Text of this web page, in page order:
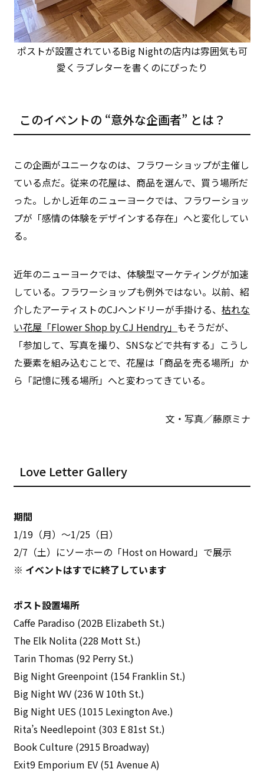
ポストが設置されているBig Nightの店内は雰囲気も可
愛くラブレターを書くのにぴったり
このイベントの “意外な企画者” とは？
この企画がユニークなのは、フラワーショップが主催し
ている点だ。従来の花屋は、商品を選んで、買う場所だ
った。しかし近年のニューヨークでは、フラワーショッ
プが「感情の体験をデザインする存在」へと変化してい
る。
近年のニューヨークでは、体験型マーケティングが加速
している。フラワーショップも例外ではない。以前、紹
介したアーティストのCJヘンドリーが手掛ける、枯れな
い花屋「Flower Shop by CJ Hendry」 もそうだが、
「参加して、写真を撮り、SNSなどで共有する」こうし
た要素を組み込むことで、花屋は「商品を売る場所」か
ら「記憶に残る場所」へと変わってきている。
文・写真／藤原ミナ
Love Letter Gallery
期間
1/19（月）〜1/25（日）
2/7（土）にソーホーの「Host on Howard」で展示
※ イベントはすでに終了しています
ポスト設置場所
Caffe Paradiso (202B Elizabeth St.)
The Elk Nolita (228 Mott St.)
Tarin Thomas (92 Perry St.)
Big Night Greenpoint (154 Franklin St.)
Big Night WV (236 W 10th St.)
Big Night UES (1015 Lexington Ave.)
Rita’s Needlepoint (303 E 81st St.)
Book Culture (2915 Broadway)
Exit9 Emporium EV (51 Avenue A)